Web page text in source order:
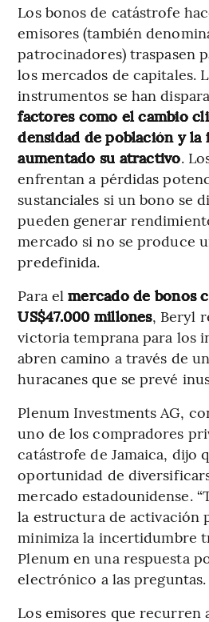
Los bonos de catástrofe
emisores (también
patrocinadores) traspasen
los mercados de capitales.
instrumentos se han
factores como el cambio
densidad de población y
aumentado su atractivo.
enfrentan a pérdidas
sustanciales si un bono se
pueden generar
mercado si no se produce
predefinida.
Para elmercado de bonos
US$47.000 millones, Beryl
victoria temprana para los
abren camino a través de
huracanes que se prevé
Plenum Investments AG,
uno de los compradores
catástrofe de Jamaica, dijo
oportunidad de
mercado estadounidense.
la estructura de activación
minimiza la incertidumbre
Plenum en una respuesta
electrónico a las preguntas.
Los emisores que recurren